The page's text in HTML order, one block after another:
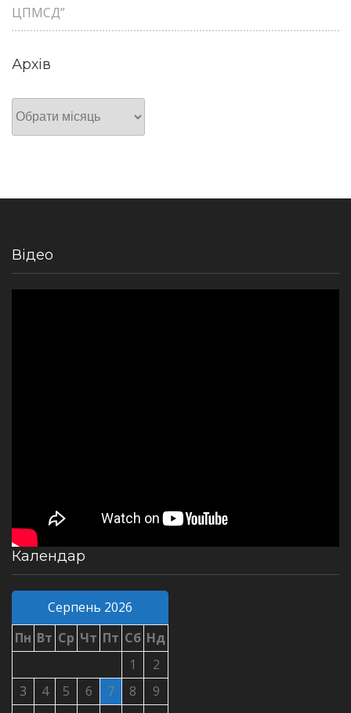
ЦПМСД”
Архів
Архів
Відео
Календар
Серпень 2026
Пн Вт Ср Чт Пт Сб Нд
1
2
3
4 5 6 7 8
9